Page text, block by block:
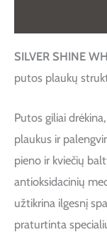
SILVER SHINE
putos plaukų
Putos giliai
plaukus ir
pieno ir kviečių
antioksidacinių
užtikrina ilgesnį
praturtinta